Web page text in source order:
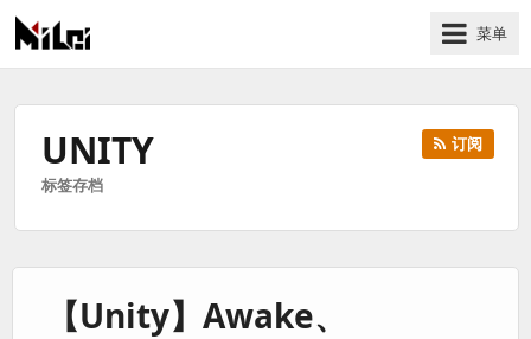
有
技
菜单
UNITY
标签存档
订阅
【Unity】Awake、